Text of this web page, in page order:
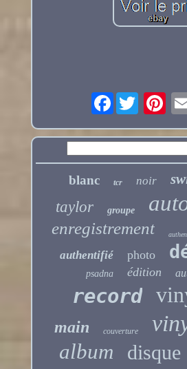
Facebook
blanc tcr noir
taylor groupe
enregistrement
authentifié photo
psadna édition
record
main couverture
album disque